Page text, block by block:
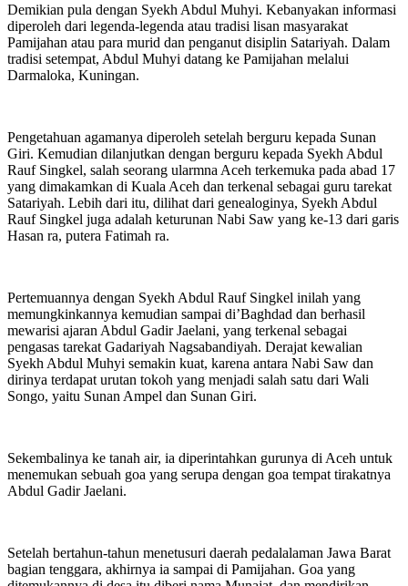
Demikian pula dengan Syekh Abdul Muhyi. Kebanyakan informasi
diperoleh dari legenda-legenda atau tradisi lisan masyarakat
Pamijahan atau para murid dan penganut disiplin Satariyah. Dalam
tradisi setempat, Abdul Muhyi datang ke Pamijahan melalui
Darmaloka, Kuningan.
Pengetahuan agamanya diperoleh setelah berguru kepada Sunan
Giri. Kemudian dilanjutkan dengan berguru kepada Syekh Abdul
Rauf Singkel, salah seorang ularmna Aceh terkemuka pada abad 17
yang dimakamkan di Kuala Aceh dan terkenal sebagai guru tarekat
Satariyah. Lebih dari itu, dilihat dari genealoginya, Syekh Abdul
Rauf Singkel juga adalah keturunan Nabi Saw yang ke-13 dari garis
Hasan ra, putera Fatimah ra.
Pertemuannya dengan Syekh Abdul Rauf Singkel inilah yang
memungkinkannya kemudian sampai di’Baghdad dan berhasil
mewarisi ajaran Abdul Gadir Jaelani, yang terkenal sebagai
pengasas tarekat Gadariyah Nagsabandiyah. Derajat kewalian
Syekh Abdul Muhyi semakin kuat, karena antara Nabi Saw dan
dirinya terdapat urutan tokoh yang menjadi salah satu dari Wali
Songo, yaitu Sunan Ampel dan Sunan Giri.
Sekembalinya ke tanah air, ia diperintahkan gurunya di Aceh untuk
menemukan sebuah goa yang serupa dengan goa tempat tirakatnya
Abdul Gadir Jaelani.
Setelah bertahun-tahun menetusuri daerah pedalalaman Jawa Barat
bagian tenggara, akhirnya ia sampai di Pamijahan. Goa yang